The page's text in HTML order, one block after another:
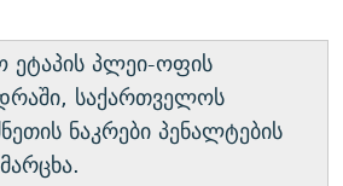
ეტაპის პლეი-ოფის
საქართველოს
ნაკრები პენალტების